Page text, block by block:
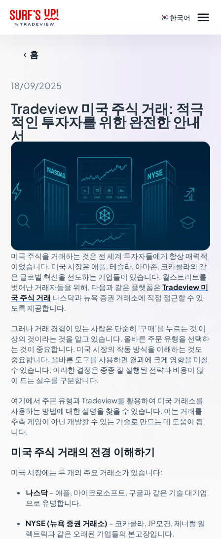
한국어 
 홈
18/09/2025
Tradeview 미국 주식 거래: 적극
적인 투자자를 위한 완전한 안내
서
미국 주식을 거래하는 것은 전 세계 투자자들에게 항상 매력적
이었습니다. 미국 시장은 애플, 테슬라, 아마존, 코카콜라와 같
은 글로벌 혁신을 선도하는 기업들이 있습니다. 월스트리트를
벗어난 거래자들을 위해, 다음과 같은 플랫폼은Tradeview 미
국 주식 거래 나스닥과 뉴욕 증권 거래소에 직접 접근할 수 있
도록 제공합니다.
그러나 거래 경험이 있는 사람은 단순히 ‘구매’를 누르는 것 이
상의 것이라는 것을 알고 있습니다. 올바른 주문 유형을 선택하
는 것이 중요합니다. 미국 시장의 작동 방식을 이해하는 것도
중요합니다. 올바른 도구를 사용하면 결과에 크게 영향을 미칠
수 있습니다. 이러한 결정은 종종 잘 실행된 전략과 비용이 많
이 드는 실수를 구분합니다.
여기에서 주문 유형과 Tradeview를 활용하여 미국 거래소를
사용하는 방법에 대한 설명을 찾을 수 있습니다. 이는 거래를
추측 게임이 아닌 개발할 수 있는 기술로 만드는 데 도움이 됩
니다.
미국 주식 거래의 전경 이해하기
미국 시장에는 두 개의 주요 거래소가 있습니다:
나스닥– 애플, 마이크로소프트, 구글과 같은 기술 대기업
으로 유명합니다.
NYSE (뉴욕 증권 거래소) – 코카콜라, JP모건, 제너럴 일
렉트릭과 같은 오래된 기업들의 본고장입니다.